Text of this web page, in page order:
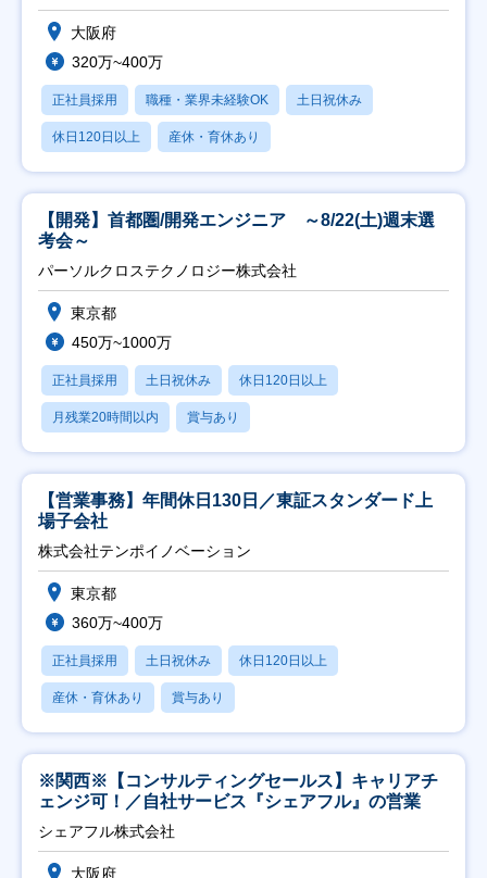
大阪府
320万~400万
正社員採用 職種・業界未経験OK 土日祝休み
休日120日以上 産休・育休あり
【開発】首都圏/開発エンジニア ～8/22(土)週末選
考会～
パーソルクロステクノロジー株式会社
東京都
450万~1000万
正社員採用 土日祝休み 休日120日以上
月残業20時間以内 賞与あり
【営業事務】年間休日130日／東証スタンダード上
場子会社
株式会社テンポイノベーション
東京都
360万~400万
正社員採用 土日祝休み 休日120日以上
産休・育休あり 賞与あり
※関西※【コンサルティングセールス】キャリアチ
ェンジ可！／自社サービス『シェアフル』の営業
シェアフル株式会社
大阪府